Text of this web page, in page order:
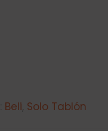
Beli Solo Tablón